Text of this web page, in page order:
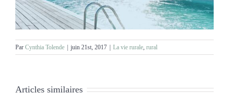
Par Cynthia Tolende juin 21st, 2017 La vie rurale, rural
Articles similaires